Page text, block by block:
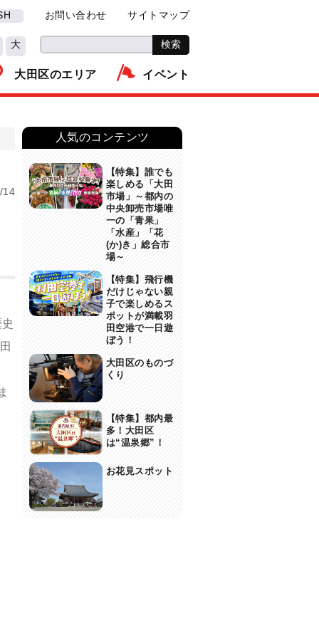
お問い合わせ サイトマップ
大
大田区のエリア イベント
14
人気のコンテンツ
【特集】誰でも
楽しめる「大田
市場」～都内の
中央卸売市場唯
一の「青果」
「水産」「花
(か)き」総合市
場～
【特集】飛行機
だけじゃない親
子で楽しめるス
ポットが満載羽
田空港で一日遊
ぼう！
大田区のものづ
くり
【特集】都内最
多！大田区
は“温泉郷”！
お花見スポット